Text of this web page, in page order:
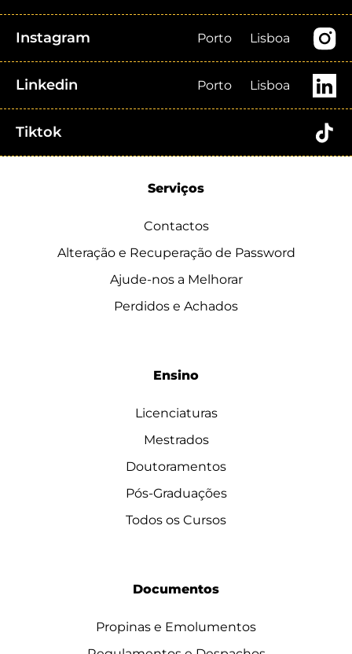
Instagram Porto Lisboa
Linkedin Porto Lisboa
Tiktok
Serviços
Contactos
Alteração e Recuperação de Password
Ajude-nos a Melhorar
Perdidos e Achados
Ensino
Licenciaturas
Mestrados
Doutoramentos
Pós-Graduações
Todos os Cursos
Documentos
Propinas e Emolumentos